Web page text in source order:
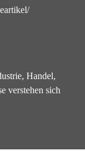
Handel,
verstehen sich